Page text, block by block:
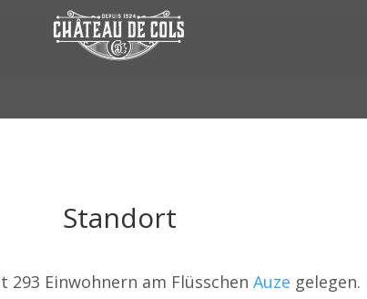
Standort
Einwohnern am Flüsschen Auze gelegen.